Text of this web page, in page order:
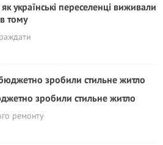
українські переселенці виживали
тому
зробили стильне житло
ремонту